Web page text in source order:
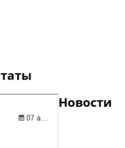
Новости